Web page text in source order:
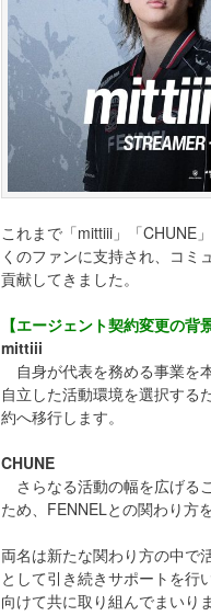
これまで「mittiii」「CHUNE
くのファンに支持され、コミ
貢献してきました。
【エージェント契約変更の背
mittiii
自身が代表を務める事業を
自立した活動環境を選択する
約へ移行します。
CHUNE
さらなる活動の幅を広げる
ため、FENNELとの関わり方
両名は新たな関わり方の中で
として引き続きサポートを行
向けて共に取り組んでまいり